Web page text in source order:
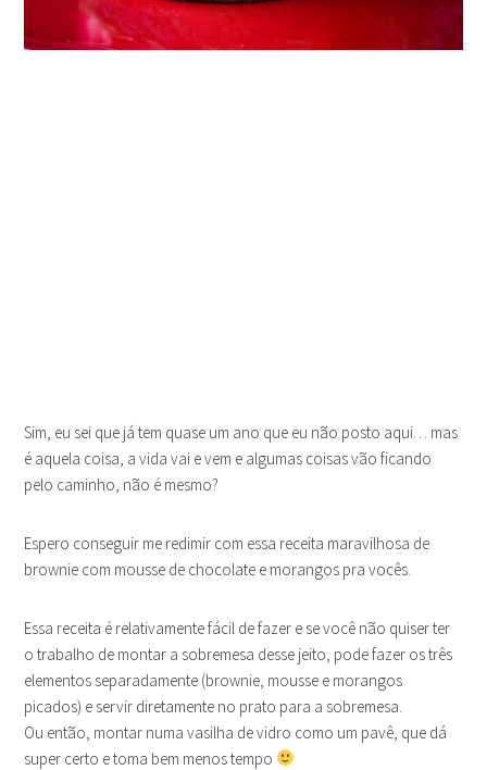
Sim, eu sei que já tem quase um ano que eu não posto aqui… mas
é aquela coisa, a vida vai e vem e algumas coisas vão ficando
pelo caminho, não é mesmo?
Espero conseguir me redimir com essa receita maravilhosa de
brownie com mousse de chocolate e morangos pra vocês.
Essa receita é relativamente fácil de fazer e se você não quiser ter
o trabalho de montar a sobremesa desse jeito, pode fazer os três
elementos separadamente (brownie, mousse e morangos
picados) e servir diretamente no prato para a sobremesa.
Ou então, montar numa vasilha de vidro como um pavê, que dá
super certo e toma bem menos tempo